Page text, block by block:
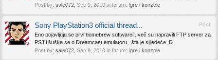
Post by: sale072 Sep 9, 2010 in forum: Igre i konzole
Post
Sony PlayStation3 official thread...
Eno pojavljuju se prvi homebrew softwarei.. več su napravili FTP server za
PS3 i šuška se o Dreamcast emulatoru.. šta je slijedeće :D
Post by: sale072 Sep 9, 2010 in forum: Igre i konzole